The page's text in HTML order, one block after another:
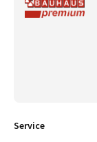
Service